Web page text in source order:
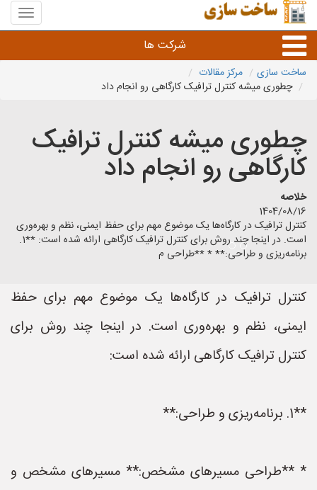
منوی
سایت
سازی
شرکت ها
راه سازی و ساختمان سازی
خدمات عمرانی و شهری
سایر خدمات عمرانی
ساخت سازی
مرکز مقالات
چطوری میشه کنترل ترافیک کارگاهی رو انجام داد
چطوری میشه کنترل ترافیک
کارگاهی رو انجام داد
خلاصه
1404/08/16
کنترل ترافیک در کارگاه‌ها یک موضوع مهم برای حفظ ایمنی، نظم و بهره‌وری
است. در اینجا چند روش برای کنترل ترافیک کارگاهی ارائه شده است: **1.
برنامه‌ریزی و طراحی:** * **طراحی م
کنترل ترافیک در کارگاه‌ها یک موضوع مهم برای حفظ
ایمنی، نظم و بهره‌وری است. در اینجا چند روش برای
کنترل ترافیک کارگاهی ارائه شده است:
**1. برنامه‌ریزی و طراحی:**
* **طراحی مسیرهای مشخص:** مسیرهای مشخص و